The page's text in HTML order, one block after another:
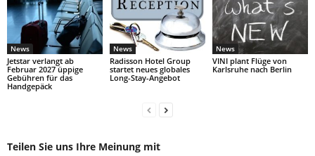
News
Jetstar verlangt ab
Februar 2027 üppige
Gebühren für das
Handgepäck
News
Radisson Hotel Group
startet neues globales
Long-Stay-Angebot
News
VINI plant Flüge von
Karlsruhe nach Berlin
Teilen Sie uns Ihre Meinung mit